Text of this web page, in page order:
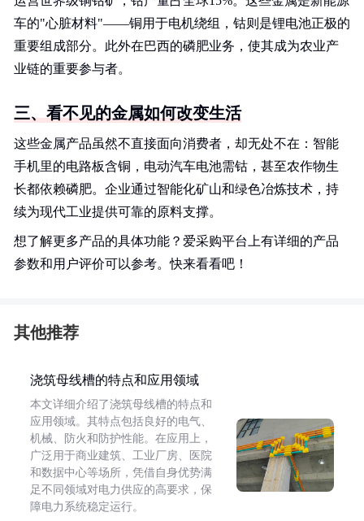
车的"心脏材料"——铜用于电机绕组，钴则是锂电池正极的
重要组成部分。此外在巴西的磷肥业务，使其成为农业产
业链的重要参与者。
三、看不见的金属如何改变生活
这些金属产品虽然不直接面向消费者，却无处不在：智能
手机里的电路板含铜，电动汽车电池需钴，甚至农作物生
长都依赖磷肥。企业通过智能化矿山和绿色冶炼技术，持
续为现代工业提供可靠的原料支撑。
想了解更多产品的具体功能？爱采购平台上有详细的产品
参数和用户评价可以参考。快来看看吧！
其他推荐
浇筑母线槽的特点和应用领域
本文详细介绍了浇筑母线槽的特点和
应用领域。其特点包括良好的电气、
机械、防火和防护性能。在应用上，
广泛用于商业建筑、工业厂房、医院
和数据中心等场所，凭借自身优势满
足不同领域对电力供应的高要求，保
障电力系统稳定运行。